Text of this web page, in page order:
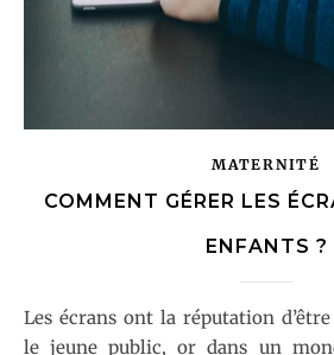
MATERNITÉ
COMMENT GÉRER LES
ENFANTS ?
Les écrans ont la réputation d’être assez néfastes pour
le jeune public, or dans un